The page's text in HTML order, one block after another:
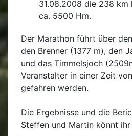
31.08.2008 die 238 km
ca. 5500 Hm.
Der Marathon führt über
den Brenner (1377 m), den
und das Timmelsjoch
Veranstalter in einer Zeit
gefahren werden.
Die Ergebnisse und die
Steffen und Martin könnt ihr